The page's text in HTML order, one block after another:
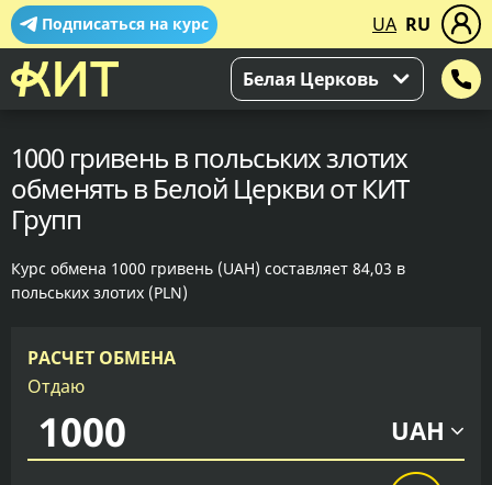
Подписаться на курс UA RU
Белая Церковь
1000 гривень в польських злотих
обменять в Белой Церкви от КИТ
Групп
Курс обмена 1000 гривень (UAH) составляет 84,03 в
польських злотих (PLN)
РАСЧЕТ ОБМЕНА
Отдаю
UAH